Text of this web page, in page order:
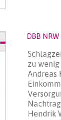
DBB
zu
Andreas
Hendrik